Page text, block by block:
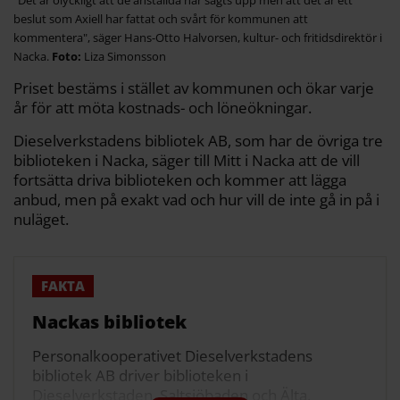
beslut som Axiell har fattat och svårt för kommunen att
kommentera", säger Hans-Otto Halvorsen, kultur- och fritidsdirektör i
Nacka.
Liza Simonsson
Priset bestäms i stället av kommunen och ökar varje
år för att möta kostnads- och löneökningar.
Dieselverkstadens bibliotek AB, som har de övriga tre
biblioteken i Nacka, säger till Mitt i Nacka att de vill
fortsätta driva biblioteken och kommer att lägga
anbud, men på exakt vad och hur vill de inte gå in på i
nuläget.
Nackas bibliotek
Personalkooperativet Dieselverkstadens
bibliotek AB driver biblioteken i
Dieselverkstaden, Saltsjöbaden och Älta.